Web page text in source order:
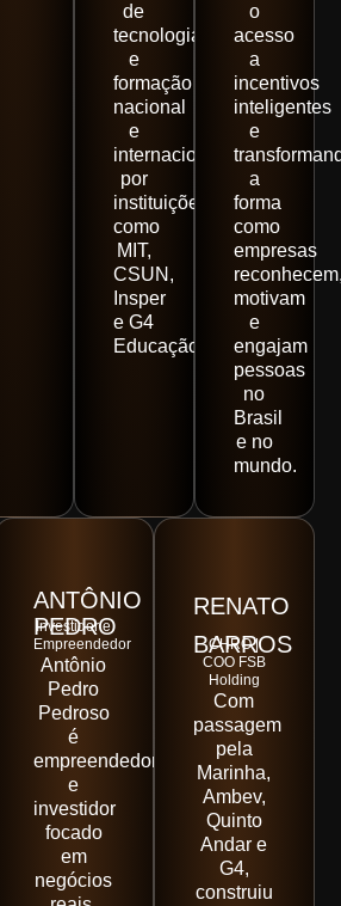
de
tecnologia
e
formação
nacional
e
internacional
por
instituições
como
MIT,
CSUN,
Insper
e G4
Educação.
o
acesso
a
incentivos
inteligentes
e
a
forma
como
empresas
motivam
e
engajam
pessoas
no
Brasil
e no
mundo.
ANTÔNIO
PEDRO
Investidor e
Empreendedor
Antônio
Pedro
Pedroso
é
empreendedor
e
investidor
focado
em
negócios
RENATO
BARROS
CHRO |
COO FSB
Holding
Com
passagem
pela
Marinha,
Ambev,
Quinto
Andar e
G4,
construiu